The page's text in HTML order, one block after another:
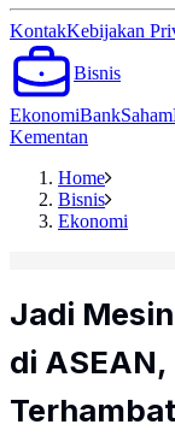
KontakKebijakan
Bisnis
EkonomiBankSaham
Kementan
Home
Bisnis
Ekonomi
Jadi
di